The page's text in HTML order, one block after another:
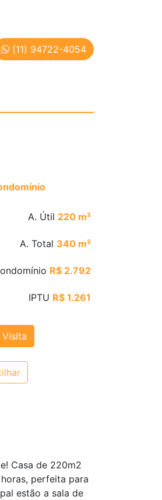
(11) 94722-4054
| Cód:
A. Útil 220 m²
A. Total 340 m²
R$ 2.792
IPTU R$ 1.261
Casa de 220m2
perfeita para
estão a sala de